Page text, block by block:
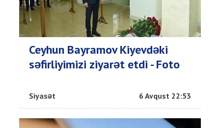
Ceyhun Bayramov Kiyevdəki
səfirliyimizi ziyarət etdi - Foto
Siyasət 6 Avqust 22:53